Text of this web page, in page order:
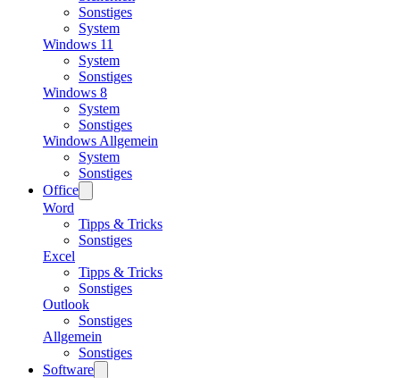
Sonstiges
System
Windows 11
System
Sonstiges
Windows 8
System
Sonstiges
Windows Allgemein
System
Sonstiges
Office
Word
Tipps & Tricks
Sonstiges
Excel
Tipps & Tricks
Sonstiges
Outlook
Sonstiges
Allgemein
Sonstiges
Software